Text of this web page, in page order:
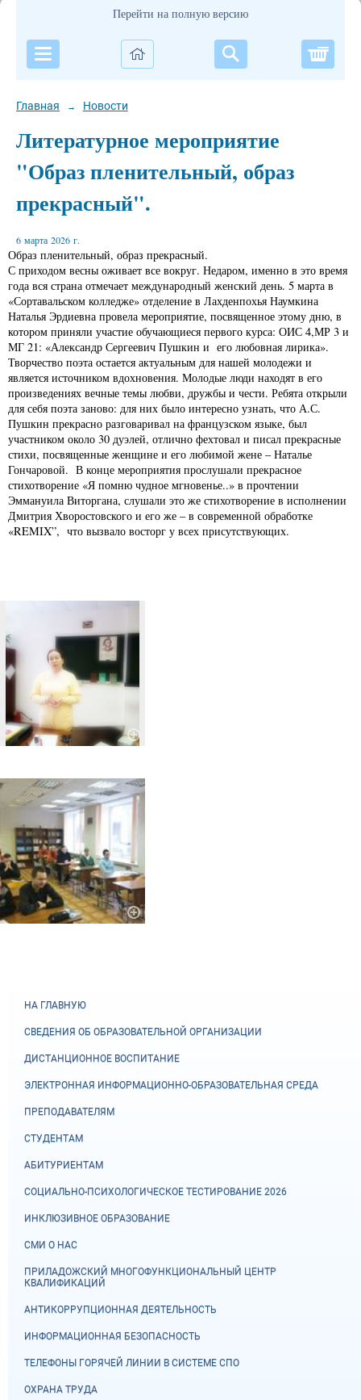
Перейти на полную версию
Главная → Новости
Литературное мероприятие
"Образ пленительный, образ
прекрасный".
6 марта 2026 г.
Образ пленительный, образ прекрасный.
С приходом весны оживает все вокруг. Недаром, именно в это время
года вся страна отмечает международный женский день. 5 марта в
«Сортавальском колледже» отделение в Лахденпохья Наумкина
Наталья Эрдиевна провела мероприятие, посвященное этому дню, в
котором приняли участие обучающиеся первого курса: ОИС 4,МР 3 и
МГ 21: «Александр Сергеевич Пушкин и его любовная лирика».
Творчество поэта остается актуальным для нашей молодежи и
является источником вдохновения. Молодые люди находят в его
произведениях вечные темы любви, дружбы и чести. Ребята открыли
для себя поэта заново: для них было интересно узнать, что А.С.
Пушкин прекрасно разговаривал на французском языке, был
участником около 30 дуэлей, отлично фехтовал и писал прекрасные
стихи, посвященные женщине и его любимой жене – Наталье
Гончаровой. В конце мероприятия прослушали прекрасное
стихотворение «Я помню чудное мгновенье..» в прочтении
Эммануила Виторгана, слушали это же стихотворение в исполнении
Дмитрия Хворостовского и его же – в современной обработке
«REMIX”, что вызвало восторг у всех присутствующих.
НА ГЛАВНУЮ
СВЕДЕНИЯ ОБ ОБРАЗОВАТЕЛЬНОЙ ОРГАНИЗАЦИИ
ДИСТАНЦИОННОЕ ВОСПИТАНИЕ
ЭЛЕКТРОННАЯ ИНФОРМАЦИОННО-ОБРАЗОВАТЕЛЬНАЯ СРЕДА
ПРЕПОДАВАТЕЛЯМ
СТУДЕНТАМ
АБИТУРИЕНТАМ
СОЦИАЛЬНО-ПСИХОЛОГИЧЕСКОЕ ТЕСТИРОВАНИЕ 2026
ИНКЛЮЗИВНОЕ ОБРАЗОВАНИЕ
СМИ О НАС
ПРИЛАДОЖСКИЙ МНОГОФУНКЦИОНАЛЬНЫЙ ЦЕНТР
КВАЛИФИКАЦИЙ
АНТИКОРРУПЦИОННАЯ ДЕЯТЕЛЬНОСТЬ
ИНФОРМАЦИОННАЯ БЕЗОПАСНОСТЬ
ТЕЛЕФОНЫ ГОРЯЧЕЙ ЛИНИИ В СИСТЕМЕ СПО
ОХРАНА ТРУДА